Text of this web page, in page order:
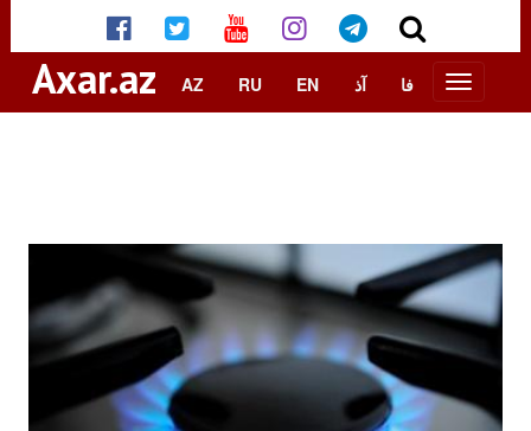
Axar.az AZ RU EN آذ فا